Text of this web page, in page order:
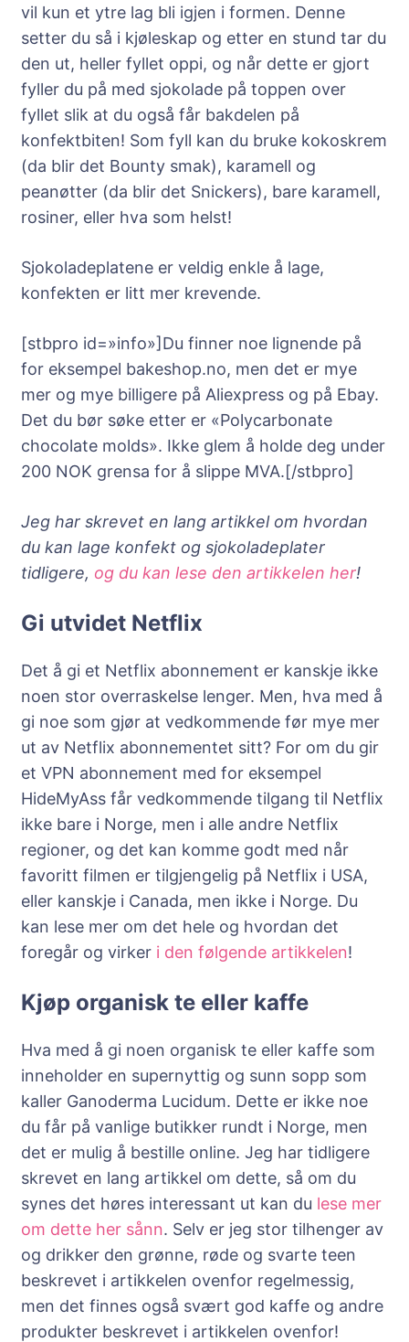
vil kun et ytre lag bli igjen i formen. Denne
setter du så i kjøleskap og etter en stund tar du
den ut, heller fyllet oppi, og når dette er gjort
fyller du på med sjokolade på toppen over
fyllet slik at du også får bakdelen på
konfektbiten! Som fyll kan du bruke kokoskrem
(da blir det Bounty smak), karamell og
peanøtter (da blir det Snickers), bare karamell,
rosiner, eller hva som helst!
Sjokoladeplatene er veldig enkle å lage,
konfekten er litt mer krevende.
[stbpro id=»info»]Du finner noe lignende på
for eksempel bakeshop.no, men det er mye
mer og mye billigere på Aliexpress og på Ebay.
Det du bør søke etter er «Polycarbonate
chocolate molds». Ikke glem å holde deg under
200 NOK grensa for å slippe MVA.[/stbpro]
Jeg har skrevet en lang artikkel om hvordan
du kan lage konfekt og sjokoladeplater
tidligere, og du kan lese den artikkelen her!
Gi utvidet Netflix
Det å gi et Netflix abonnement er kanskje ikke
noen stor overraskelse lenger. Men, hva med å
gi noe som gjør at vedkommende før mye mer
ut av Netflix abonnementet sitt? For om du gir
et VPN abonnement med for eksempel
HideMyAss får vedkommende tilgang til Netflix
ikke bare i Norge, men i alle andre Netflix
regioner, og det kan komme godt med når
favoritt filmen er tilgjengelig på Netflix i USA,
eller kanskje i Canada, men ikke i Norge. Du
kan lese mer om det hele og hvordan det
foregår og virker i den følgende artikkelen!
Kjøp organisk te eller kaffe
Hva med å gi noen organisk te eller kaffe som
inneholder en supernyttig og sunn sopp som
kaller Ganoderma Lucidum. Dette er ikke noe
du får på vanlige butikker rundt i Norge, men
det er mulig å bestille online. Jeg har tidligere
skrevet en lang artikkel om dette, så om du
synes det høres interessant ut kan du lese mer
om dette her sånn. Selv er jeg stor tilhenger av
og drikker den grønne, røde og svarte teen
beskrevet i artikkelen ovenfor regelmessig,
men det finnes også svært god kaffe og andre
produkter beskrevet i artikkelen ovenfor!